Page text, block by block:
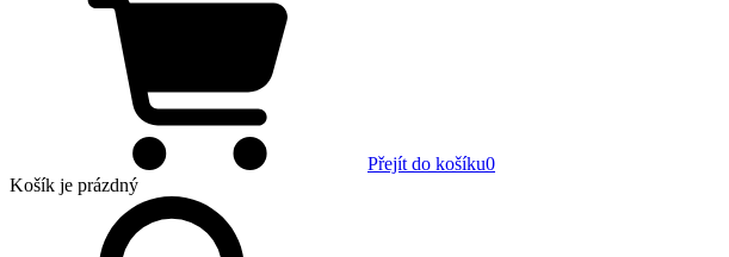
Přejít do košíku0
Košík je prázdný